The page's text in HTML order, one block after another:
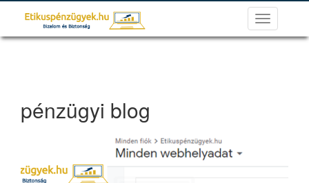
Toggle
navigation
pénzügyi blog